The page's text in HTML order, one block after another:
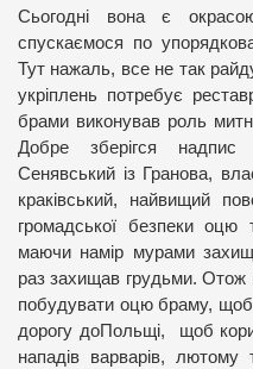
Сьогодні вона є
спускаємося по
Тут нажаль, все не так
укріплень потребує
брами виконував роль
Добре зберігся
Сенявський із Гранова,
краківський, найвищий
громадської безпеки оцю
маючи намір мурами
раз захищав грудьми.
побудувати оцю браму, щоб
дорогу доПольщі, щоб
нападів варварів, лютому